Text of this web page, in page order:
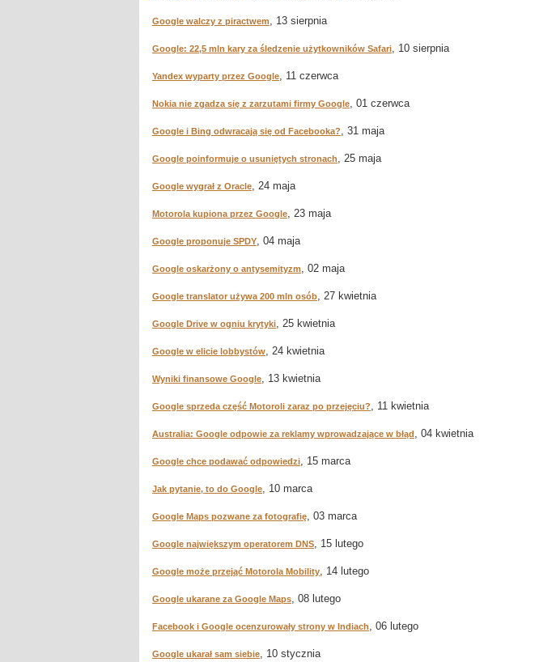
Google walczy z piractwem, 13 sierpnia
Google: 22,5 mln kary za śledzenie użytkowników Safari, 10 sierpnia
Yandex wyparty przez Google, 11 czerwca
Nokia nie zgadza się z zarzutami firmy Google, 01 czerwca
Google i Bing odwracają się od Facebooka?, 31 maja
Google poinformuje o usuniętych stronach, 25 maja
Google wygrał z Oracle, 24 maja
Motorola kupiona przez Google, 23 maja
Google proponuje SPDY, 04 maja
Google oskarżony o antysemityzm, 02 maja
Google translator używa 200 mln osób, 27 kwietnia
Google Drive w ogniu krytyki, 25 kwietnia
Google w elicie lobbystów, 24 kwietnia
Wyniki finansowe Google, 13 kwietnia
Google sprzeda część Motoroli zaraz po przejęciu?, 11 kwietnia
Australia: Google odpowie za reklamy wprowadzające w błąd, 04 kwietnia
Google chce podawać odpowiedzi, 15 marca
Jak pytanie, to do Google, 10 marca
Google Maps pozwane za fotografię, 03 marca
Google największym operatorem DNS, 15 lutego
Google może przejąć Motorola Mobility, 14 lutego
Google ukarane za Google Maps, 08 lutego
Facebook i Google ocenzurowały strony w Indiach, 06 lutego
Google ukarał sam siebie, 10 stycznia